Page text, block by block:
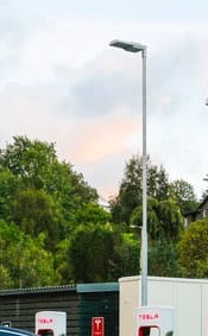
el mejor